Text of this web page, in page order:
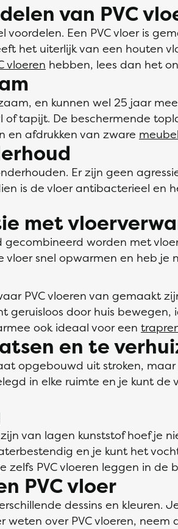
van PVC
voordelen. Een PVC vloer is
het uiterlijk van een houten
vloeren hebben, lees dan het
en kunnen wel 25 jaar
of tapijt. De beschermende
en afdrukken van zware
Er zijn geen
is de vloer antibacterieel en
met
gecombineerd worden met
snel opwarmen en heb je
PVC vloeren van gemaakt
geruisloos door huis
ook ideaal voor een
en te
opgebouwd uit stroken,
in elke ruimte en je kunt
van lagen kunststof hoef je
en je kunt het
PVC vloeren leggen in de
PVC vloer
dessins en
weten over PVC vloeren,